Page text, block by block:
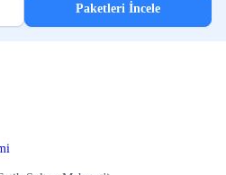
Paketleri İncele